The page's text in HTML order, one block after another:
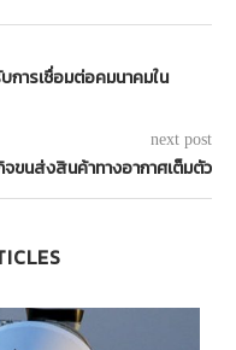
การเชื่อมต่อคมนาคมใน
next post
ขนส่งสินค้าทางอากาศเต็มตัว